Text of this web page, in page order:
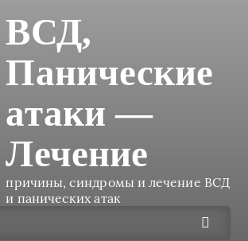
ВСД,
Панические
атаки —
Лечение
причины, синдромы и лечение ВСД
и панических атак